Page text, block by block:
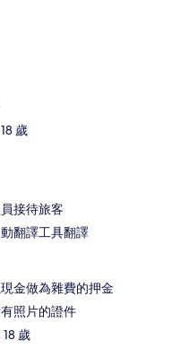
歲
接待旅客
翻譯工具翻譯
金做為雜費的押金
照片的證件
歲